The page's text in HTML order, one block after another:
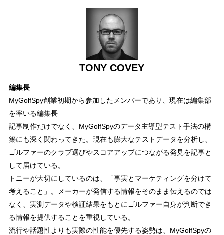
TONY COVEY
編集長
MyGolfSpy創業初期から参加したメンバーであり、現在は編集部
を率いる編集長
記事制作だけでなく、MyGolfSpyのデータ主導型テスト手法の構
築にも深く関わってきた。現在も膨大なテストデータを分析し、
ゴルファーのクラブ選びやスコアアップにつながる発見を記事と
して届けている。
トニーが大切にしているのは、「事実とマーケティングを分けて
考えること」。メーカーが発信する情報をそのまま伝えるのでは
なく、実測データや検証結果をもとにゴルファー自身が判断でき
る情報を提供することを重視している。
流行や話題性よりも実際の性能を優先する姿勢は、MyGolfSpyの